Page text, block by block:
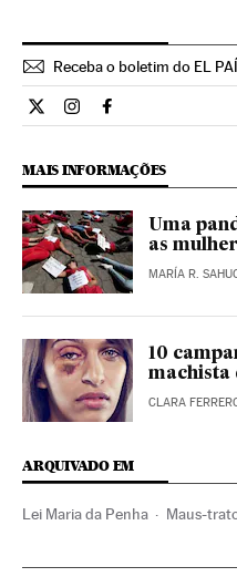
Receba o boletim do EL
Opiniao El País Brasil en
Opiniao El País Brasil
Opiniao El País
MAIS INFORMAÇÕES
Uma
as
MARÍA R.
10
CLARA
ARQUIVADO EM
Lei Maria da Penha Maus-